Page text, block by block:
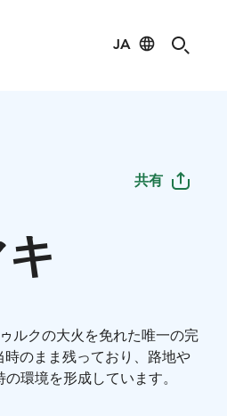
JA
共有
ルクの大火を免れた唯一の完
のまま残っており、路地や
環境を形成しています。